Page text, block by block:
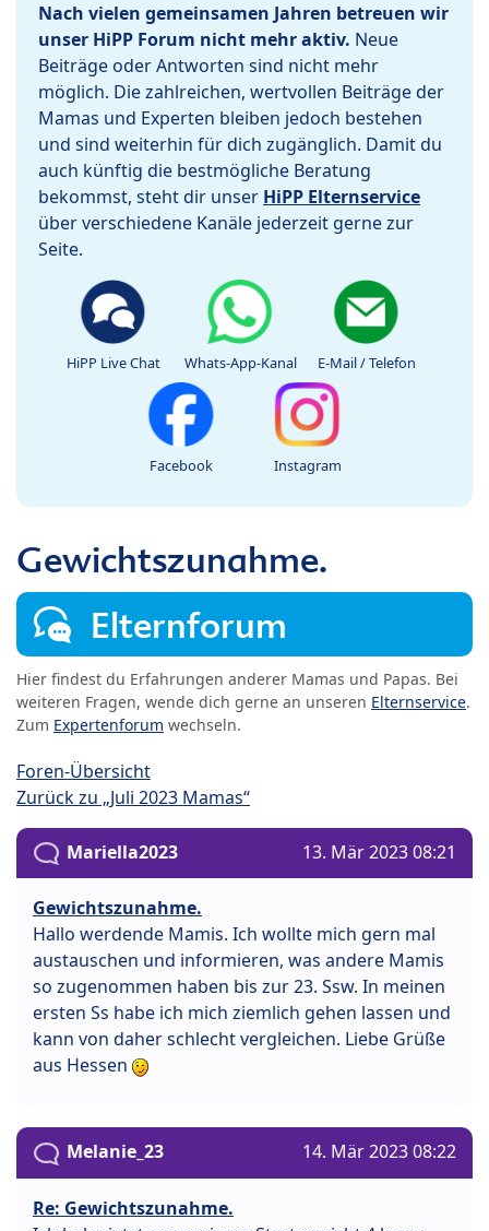
Nach vielen gemeinsamen Jahren betreuen wir
unser HiPP Forum nicht mehr aktiv. Neue
Beiträge oder Antworten sind nicht mehr
möglich. Die zahlreichen, wertvollen Beiträge der
Mamas und Experten bleiben jedoch bestehen
und sind weiterhin für dich zugänglich. Damit du
auch künftig die bestmögliche Beratung
bekommst, steht dir unser HiPP Elternservice
über verschiedene Kanäle jederzeit gerne zur
Seite.
HiPP Live Chat Whats-App-Kanal E-Mail / Telefon
Facebook Instagram
Gewichtszunahme.
Elternforum
Hier findest du Erfahrungen anderer Mamas und Papas. Bei
weiteren Fragen, wende dich gerne an unseren Elternservice.
Zum Expertenforum wechseln.
Foren-Übersicht
Zurück zu „Juli 2023 Mamas“
Mariella2023 13. Mär 2023 08:21
Gewichtszunahme.
Hallo werdende Mamis. Ich wollte mich gern mal
austauschen und informieren, was andere Mamis
so zugenommen haben bis zur 23. Ssw. In meinen
ersten Ss habe ich mich ziemlich gehen lassen und
kann von daher schlecht vergleichen. Liebe Grüße
aus Hessen
Melanie_23 14. Mär 2023 08:22
Re: Gewichtszunahme.